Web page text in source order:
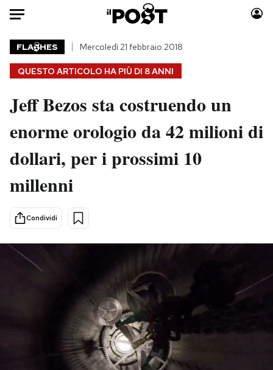
Auto
HOME
Italia
Politica
Tecnologia
Scienza
Cultura
Economia
Sport
Moda
Consumismi
Storie/Idee
Mondiali calcio 2026
NEWSLETTER
QUESTO ARTICOLO HA PIÙ DI 8 ANNI
FLA HES Mercoledì 21 febbraio 2018
Jeff Bezos sta costruendo un
enorme orologio da 42 milioni di
dollari, per i prossimi 10
millenni
Condividi